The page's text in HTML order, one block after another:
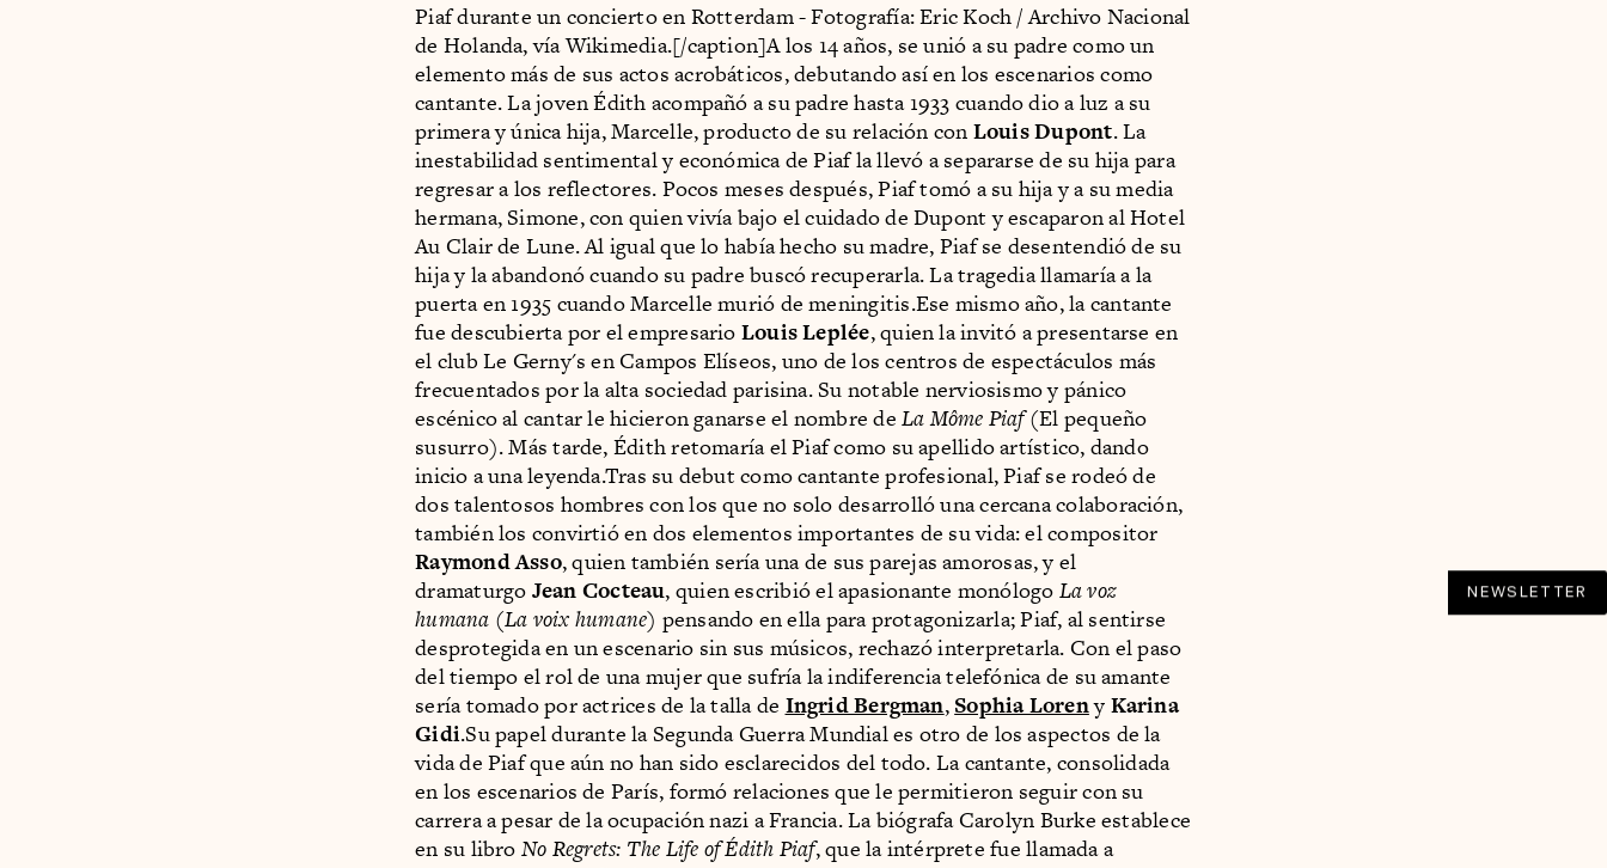
Piaf durante un concierto en Rotterdam - Fotografía: Eric Koch / Archivo Nacional
de Holanda, vía Wikimedia.[/caption]A los 14 años, se unió a su padre como un
elemento más de sus actos acrobáticos, debutando así en los escenarios como
cantante. La joven Édith acompañó a su padre hasta 1933 cuando dio a luz a su
primera y única hija, Marcelle, producto de su relación con Louis Dupont. La
inestabilidad sentimental y económica de Piaf la llevó a separarse de su hija para
regresar a los reflectores. Pocos meses después, Piaf tomó a su hija y a su media
hermana, Simone, con quien vivía bajo el cuidado de Dupont y escaparon al Hotel
Au Clair de Lune. Al igual que lo había hecho su madre, Piaf se desentendió de su
hija y la abandonó cuando su padre buscó recuperarla. La tragedia llamaría a la
puerta en 1935 cuando Marcelle murió de meningitis.Ese mismo año, la cantante
fue descubierta por el empresario Louis Leplée, quien la invitó a presentarse en
el club Le Gerny's en Campos Elíseos, uno de los centros de espectáculos más
frecuentados por la alta sociedad parisina. Su notable nerviosismo y pánico
escénico al cantar le hicieron ganarse el nombre de La Môme Piaf(El pequeño
susurro). Más tarde, Édith retomaría el Piaf como su apellido artístico, dando
inicio a una leyenda.Tras su debut como cantante profesional, Piaf se rodeó de
dos talentosos hombres con los que no solo desarrolló una cercana colaboración,
también los convirtió en dos elementos importantes de su vida: el compositor
Raymond Asso, quien también sería una de sus parejas amorosas, y el
dramaturgo Jean Cocteau, quien escribió el apasionante monólogo La voz
humana (La voix humane) pensando en ella para protagonizarla; Piaf, al sentirse
desprotegida en un escenario sin sus músicos, rechazó interpretarla. Con el paso
del tiempo el rol de una mujer que sufría la indiferencia telefónica de su amante
sería tomado por actrices de la talla de Ingrid Bergman, Sophia Loreny Karina
Gidi.Su papel durante la Segunda Guerra Mundial es otro de los aspectos de la
vida de Piaf que aún no han sido esclarecidos del todo. La cantante, consolidada
en los escenarios de París, formó relaciones que le permitieron seguir con su
carrera a pesar de la ocupación nazi a Francia. La biógrafa Carolyn Burke establece
en su libro No Regrets: The Life of Édith Piaf, que la intérprete fue llamada a
NEWSLETTER